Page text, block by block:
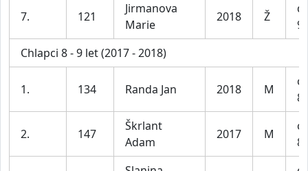
7. 121
Jirmanova
Marie
2018 Ž
9
Chlapci 8 - 9 let (2017 - 2018)
1. 134 Randa Jan 2018 M
2. 147
Škrlant
Adam
2017 M